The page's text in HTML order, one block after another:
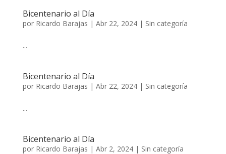
Bicentenario al Día
por Ricardo Barajas | Abr 22, 2024| Sin categoría
...
Bicentenario al Día
por Ricardo Barajas | Abr 22, 2024| Sin categoría
...
Bicentenario al Día
por Ricardo Barajas | Abr 2, 2024| Sin categoría